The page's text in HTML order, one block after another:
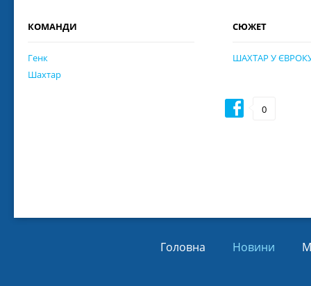
КОМАНДИ
Генк
Шахтар
СЮЖЕТ
ШАХТАР У
0
Головна Новини